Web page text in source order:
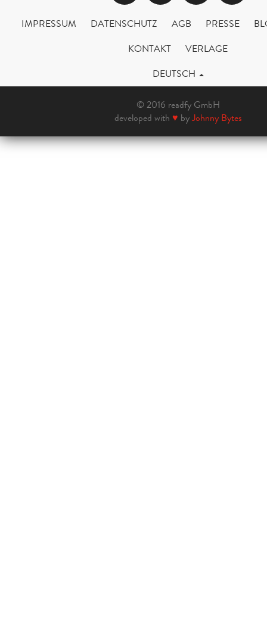
IMPRESSUM DATENSCHUTZ AGB PRESSE
KONTAKT
VERLAGE
DEUTSCH
© 2016 readfy GmbH
developed with ♥ byJohnny Bytes